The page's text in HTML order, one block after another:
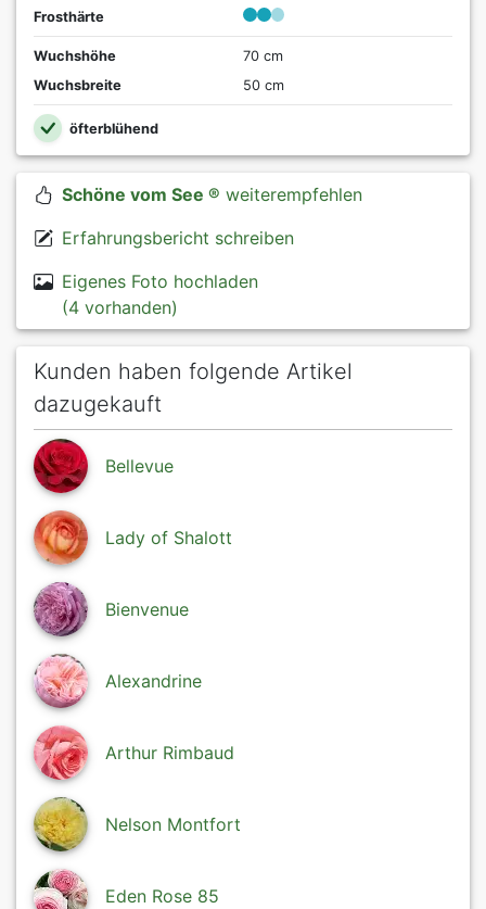
Frosthärte
Wuchshöhe
70 cm
Wuchsbreite
50 cm
öfterblühend
Schöne vom See ® weiterempfehlen
Erfahrungsbericht schreiben
Eigenes Foto hochladen
(4 vorhanden)
Kunden haben folgende Artikel
dazugekauft
Bellevue
Lady of Shalott
Bienvenue
Alexandrine
Arthur Rimbaud
Nelson Montfort
Eden Rose 85